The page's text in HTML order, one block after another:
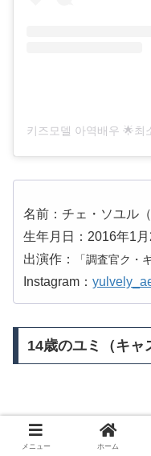
名前：チェ・ソユル（
生年月日：2016年1月
出演作：
「調査官ク・
Instagram：
14歳のユミ（キャ
メニュー ホーム